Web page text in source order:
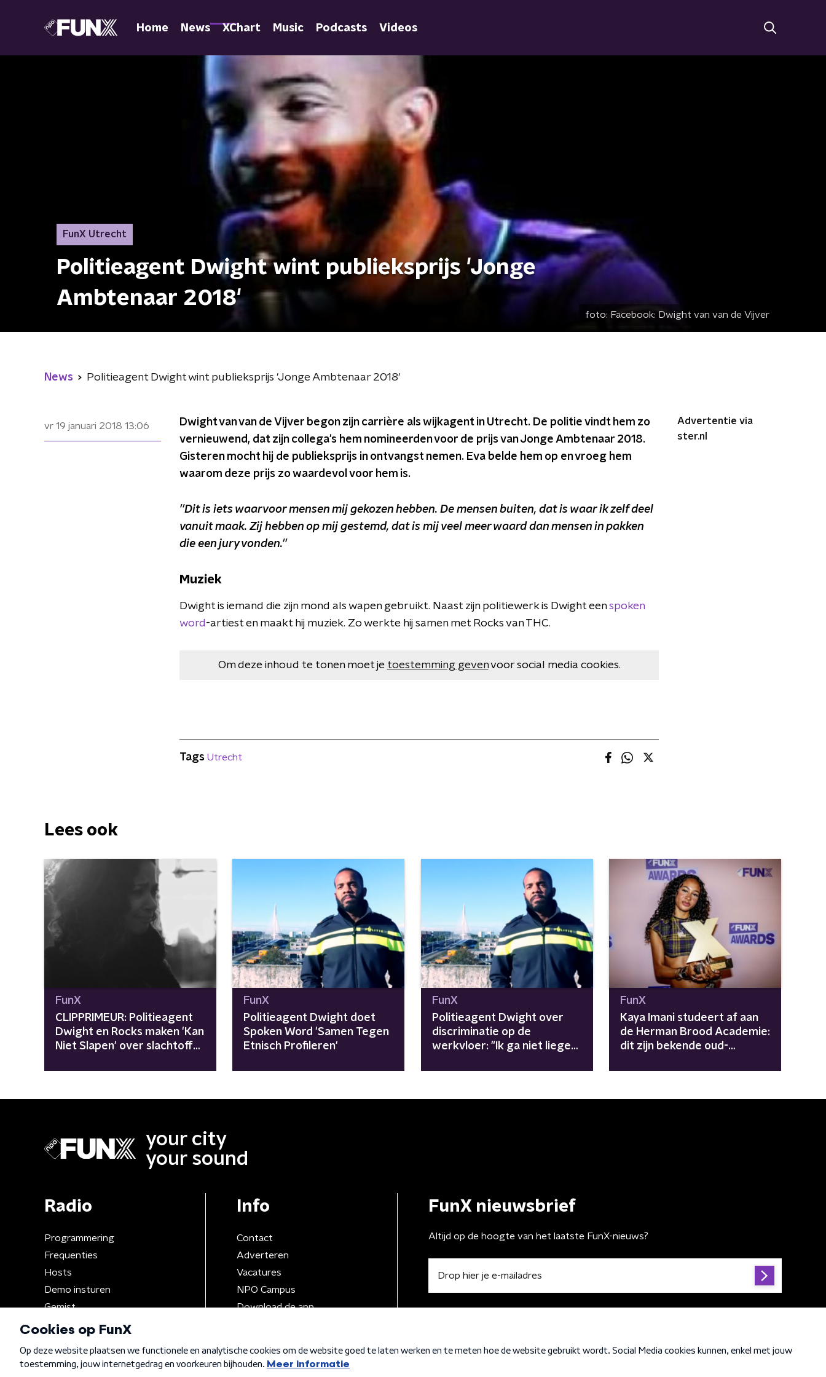
Home News XChart Music Podcasts Videos
FunX Utrecht
Politieagent Dwight wint publieksprijs 'Jonge
Ambtenaar 2018'
foto: Facebook: Dwight van van de Vijver
News Politieagent Dwight wint publieksprijs 'Jonge Ambtenaar 2018'
vr 19 januari 2018 13:06
Dwight van van de Vijver begon zijn carrière als wijkagent in Utrecht. De politie vindt hem zo
vernieuwend, dat zijn collega's hem nomineerden voor de prijs van Jonge Ambtenaar 2018.
Gisteren mocht hij de publieksprijs in ontvangst nemen. Eva belde hem op en vroeg hem
waarom deze prijs zo waardevol voor hem is.
''Dit is iets waarvoor mensen mij gekozen hebben. De mensen buiten, dat is waar ik zelf deel
vanuit maak. Zij hebben op mij gestemd, dat is mij veel meer waard dan mensen in pakken
die een jury vonden.''
Muziek
Dwight is iemand die zijn mond als wapen gebruikt. Naast zijn politiewerk is Dwight eenspoken
word -artiest en maakt hij muziek. Zo werkte hij samen met Rocks van THC.
Om deze inhoud te tonen moet je toestemming gevenvoor social media cookies.
Advertentie via
ster.nl
Tags Utrecht
Lees ook
FunX
CLIPPRIMEUR: Politieagent
Dwight en Rocks maken 'Kan
Niet Slapen' over slachtoffer
FunX
Politieagent Dwight doet
Spoken Word 'Samen Tegen
Etnisch Profileren'
FunX
Politieagent Dwight over
discriminatie op de
werkvloer: "Ik ga niet liegen,
FunX
Kaya Imani studeert af aan
de Herman Brood Academie:
dit zijn bekende oud-
your city
your sound
Radio
Programmering
Frequenties
Hosts
Demo insturen
Gemist
Info
Contact
Adverteren
Vacatures
NPO Campus
Download de app
FunX nieuwsbrief
Altijd op de hoogte van het laatste FunX-nieuws?
Algemene voorwaarden Privacybeleid